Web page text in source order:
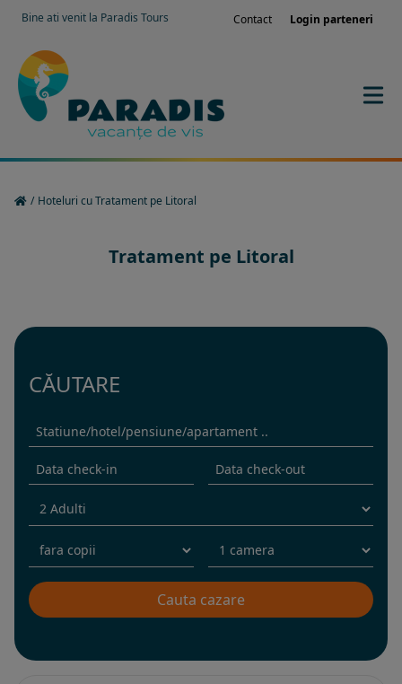
Bine ati venit la Paradis Tours Contact Login parteneri
/ Hoteluri cu Tratament pe Litoral
Tratament pe Litoral
CĂUTARE